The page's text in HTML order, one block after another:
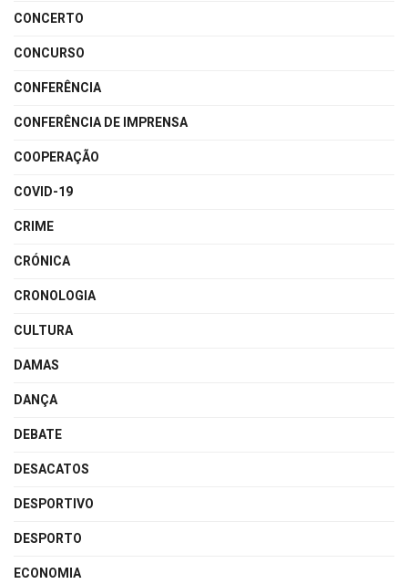
CONCERTO
CONCURSO
CONFERÊNCIA
CONFERÊNCIA DE IMPRENSA
COOPERAÇÃO
COVID-19
CRIME
CRÓNICA
CRONOLOGIA
CULTURA
DAMAS
DANÇA
DEBATE
DESACATOS
DESPORTIVO
DESPORTO
ECONOMIA